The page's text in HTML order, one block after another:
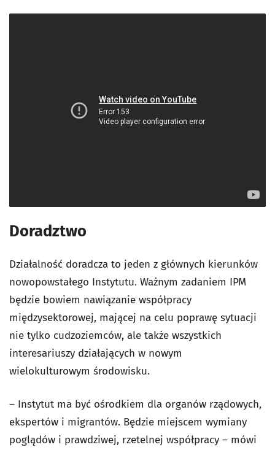
Doradztwo
Działalność doradcza to jeden z głównych kierunków
nowopowstałego Instytutu. Ważnym zadaniem IPM
będzie bowiem nawiązanie współpracy
międzysektorowej, mającej na celu poprawę sytuacji
nie tylko cudzoziemców, ale także wszystkich
interesariuszy działających w nowym
wielokulturowym środowisku.
– Instytut ma być ośrodkiem dla organów rządowych,
ekspertów i migrantów. Będzie miejscem wymiany
poglądów i prawdziwej, rzetelnej współpracy – mówi